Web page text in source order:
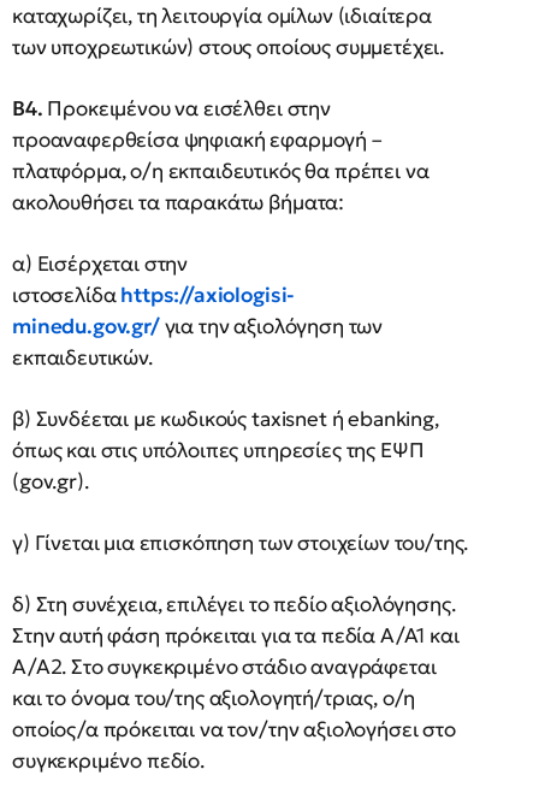
καταχωρίζει, τη λειτουργία ομίλων (ιδιαίτερα
των υποχρεωτικών) στους οποίους συμμετέχει.
Β4. Προκειμένου να εισέλθει στην
προαναφερθείσα ψηφιακή εφαρμογή –
πλατφόρμα, ο/η εκπαιδευτικός θα πρέπει να
ακολουθήσει τα παρακάτω βήματα:
α) Εισέρχεται στην
ιστοσελίδαhttps://axiologisi-
minedu.gov.gr/για την αξιολόγηση των
εκπαιδευτικών.
β) Συνδέεται με κωδικούς taxisnet ή ebanking,
όπως και στις υπόλοιπες υπηρεσίες της ΕΨΠ
(gov.gr).
γ) Γίνεται μια επισκόπηση των στοιχείων του/της.
δ) Στη συνέχεια, επιλέγει το πεδίο αξιολόγησης.
Στην αυτή φάση πρόκειται για τα πεδία Α/Α1 και
Α/Α2. Στο συγκεκριμένο στάδιο αναγράφεται
και το όνομα του/της αξιολογητή/τριας, ο/η
οποίος/α πρόκειται να τον/την αξιολογήσει στο
συγκεκριμένο πεδίο.